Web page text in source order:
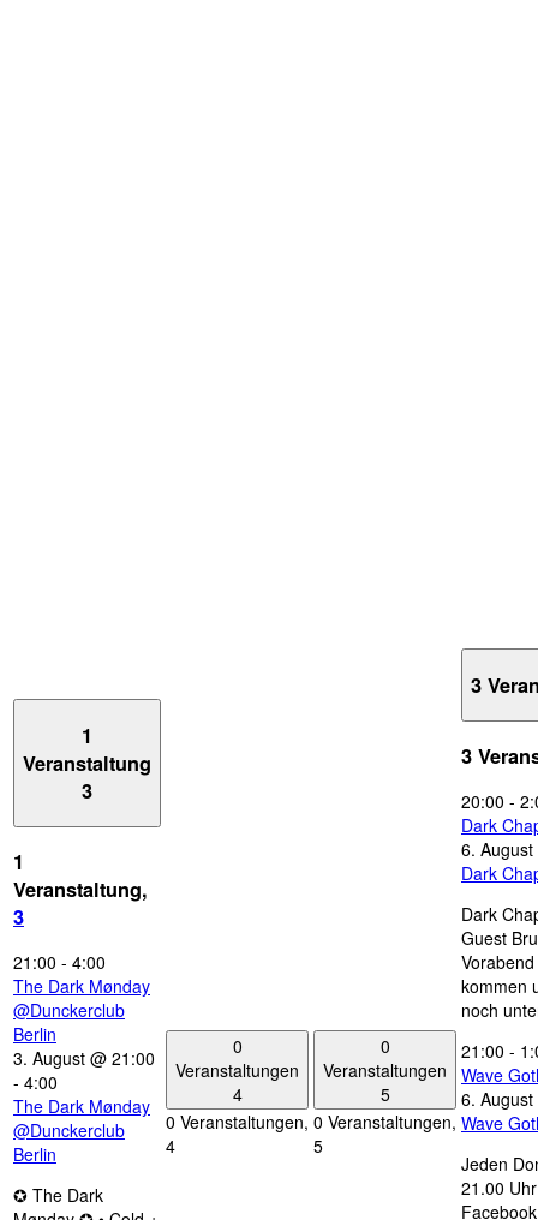
1
Veranstaltung
3
1
Veranstaltung,
3
21:00 - 4:00
The Dark Mønday
@Dunckerclub
Berlin
3. August @ 21:00
- 4:00
The Dark Mønday
@Dunckerclub
Berlin
✪ The Dark
0
Veranstaltungen
4
0 Veranstaltungen,
4
0
Veranstaltungen
5
0 Veranstaltungen,
5
3
3
20:00 -
Dark
6.
Dark
Dark
Guest
kommen
noch
21:00 -
Wave
6.
Wave
Jeden
21.00